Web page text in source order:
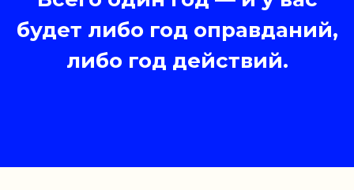
будет либо год оправданий,
либо год действий.